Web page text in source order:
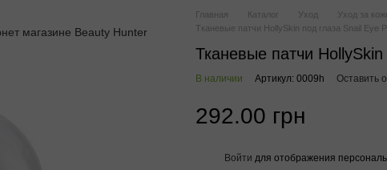
Главная Каталог Уход Уход за
Тканевые патчи HollySkin под глаза Snail Eye
Тканевые патчи
В наличии Артикул: 0009h Оставить
292.00 грн
Войти для отображения